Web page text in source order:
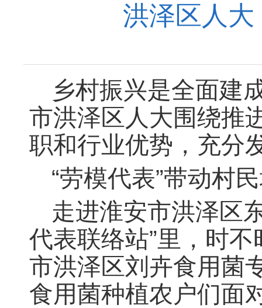
关于征求《黄石市停车场建设管理条例
黄石市人民代表大会常务委员会公告
黄石市人民代表大会常务委员会公告
洪泽区人
乡村振兴是全面建
市洪泽区人大围绕推
职和行业优势，充分
“劳模代表”带动村
走进淮安市洪泽区
代表联络站”里，时
市洪泽区刘卉食用菌
食用菌种植农户们面